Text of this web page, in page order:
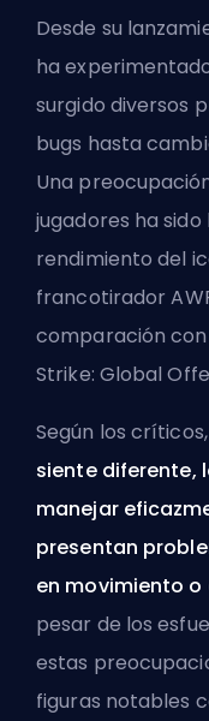
Desde su
ha
surgido diversos
bugs hasta
Una
jugadores ha
rendimiento del
francotirador
comparación
Strike: Global
Según los
siente diferente,
manejar
presentan
en movimiento
pesar de los
estas
figuras notables